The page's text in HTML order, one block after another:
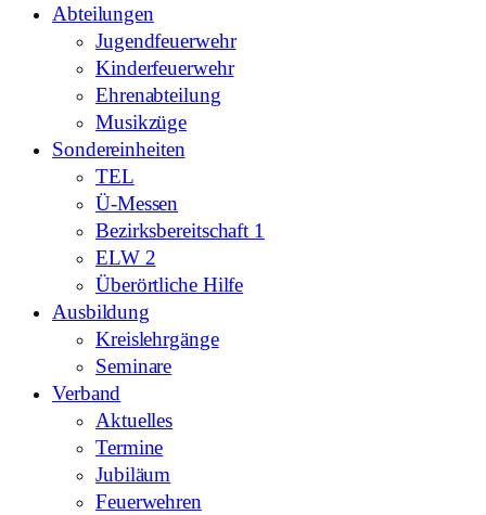
Abteilungen
Jugendfeuerwehr
Kinderfeuerwehr
Ehrenabteilung
Musikzüge
Sondereinheiten
TEL
Ü-Messen
Bezirksbereitschaft 1
ELW 2
Überörtliche Hilfe
Ausbildung
Kreislehrgänge
Seminare
Verband
Aktuelles
Termine
Jubiläum
Feuerwehren